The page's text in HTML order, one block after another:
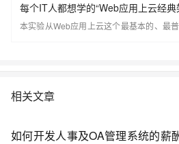
每个IT人都想学的“Web应用上云经典
本实验从Web应用上云这个最基本的、最
相关文章